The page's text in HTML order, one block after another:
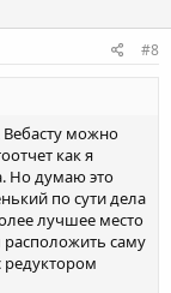
#8
Вебасту можно
как я
Но думаю это
по сути дела
лучшее место
расположить саму
редуктором